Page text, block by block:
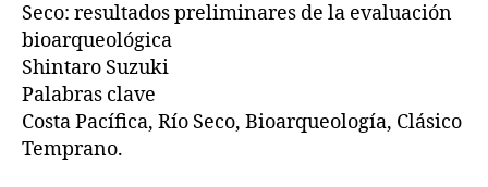
Seco: resultados preliminares de la evaluación
bioarqueológica
Shintaro Suzuki
Palabras clave
Costa Pacífica, Río Seco, Bioarqueología, Clásico
Temprano.